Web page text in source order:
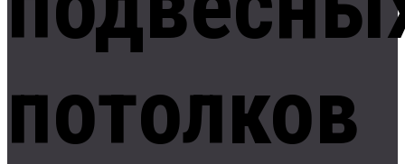
потолков